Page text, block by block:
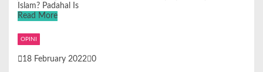
Islam? Padahal Is
Read More
OPINI
18 February 2022 0